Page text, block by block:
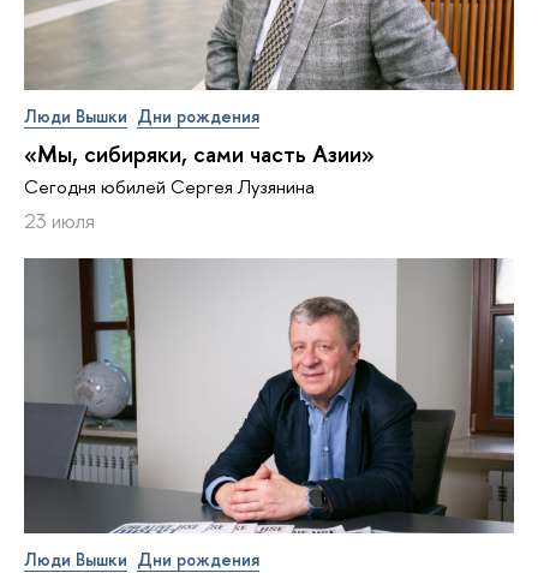
Люди Вышки Дни рождения
«Мы, сибиряки, сами часть Азии»
Сегодня юбилей Сергея Лузянина
23 июля
Люди Вышки Дни рождения